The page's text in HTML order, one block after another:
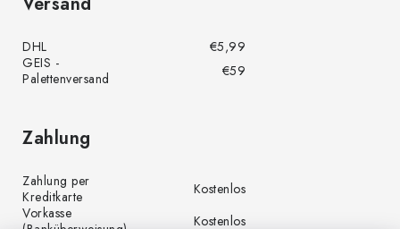
DHL
€5,99
GEIS -
Palettenversand
€59
Zahlung
Zahlung per
Kreditkarte
Kostenlos
Vorkasse
Kostenlos